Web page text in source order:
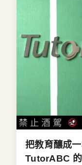
把教育釀成
TutorABC